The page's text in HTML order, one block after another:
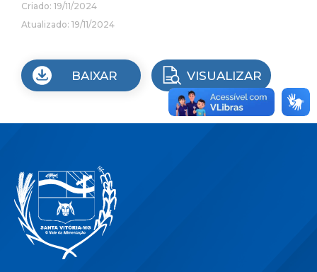
Criado: 19/11/2024
Atualizado: 19/11/2024
BAIXAR VISUALIZAR